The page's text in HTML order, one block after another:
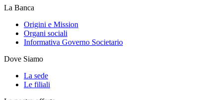
La Banca
Origini e Mission
Organi sociali
Informativa Governo Societario
Dove Siamo
La sede
Le filiali